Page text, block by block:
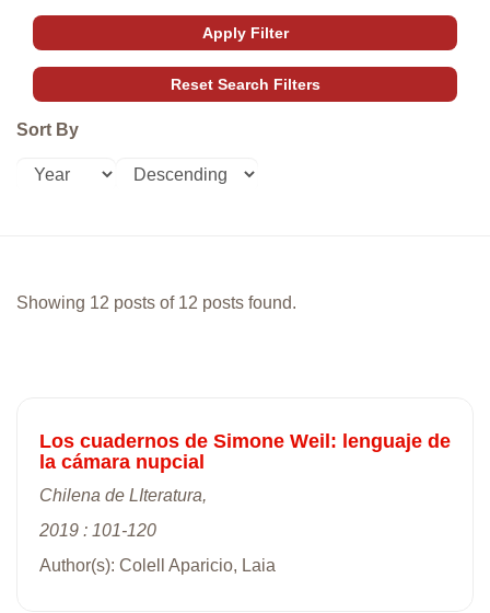
Sort By
Showing 12 posts of 12 posts found.
Los cuadernos de Simone Weil: lenguaje de
la cámara nupcial
Chilena de LIteratura,
2019 : 101-120
Author(s): Colell Aparicio, Laia